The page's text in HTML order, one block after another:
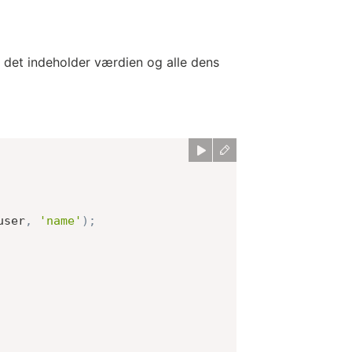
indeholder værdien og alle dens
, 'name' ) ;